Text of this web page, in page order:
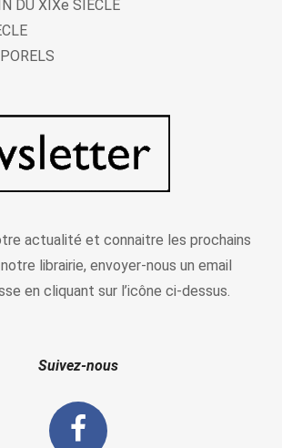
DU XIXe SIÈCLE
actualité et connaitre les prochains
librairie, envoyer-nous un email
en cliquant sur l’icône ci-dessus.
Suivez-nous